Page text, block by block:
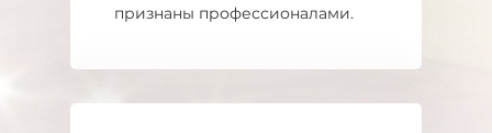
признаны профессионалами.